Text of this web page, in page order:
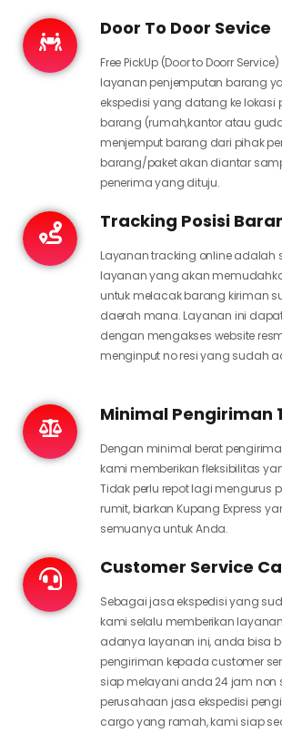
Door To Door Sevice
Free PickUp (Door to Doorr
layanan penjemputan barang
ekspedisi yang datang ke lokasi
barang (rumah,kantor atau
menjemput barang dari pihak
barang/paket akan diantar
penerima yang dituju.
Tracking Posisi
Layanan tracking online adalah
layanan yang akan
untuk melacak barang kiriman
daerah mana. Layanan ini
dengan mengakses website
menginput no resi yang sudah
Minimal Pengiriman
Dengan minimal berat
kami memberikan fleksibilitas
Tidak perlu repot lagi mengurus
rumit, biarkan Kupang Express
semuanya untuk Anda.
Customer Service
Sebagai jasa ekspedisi yang
kami selalu memberikan
adanya layanan ini, anda bisa
pengiriman kepada customer
siap melayani anda 24 jam non
perusahaan jasa ekspedisi
cargo yang ramah, kami siap